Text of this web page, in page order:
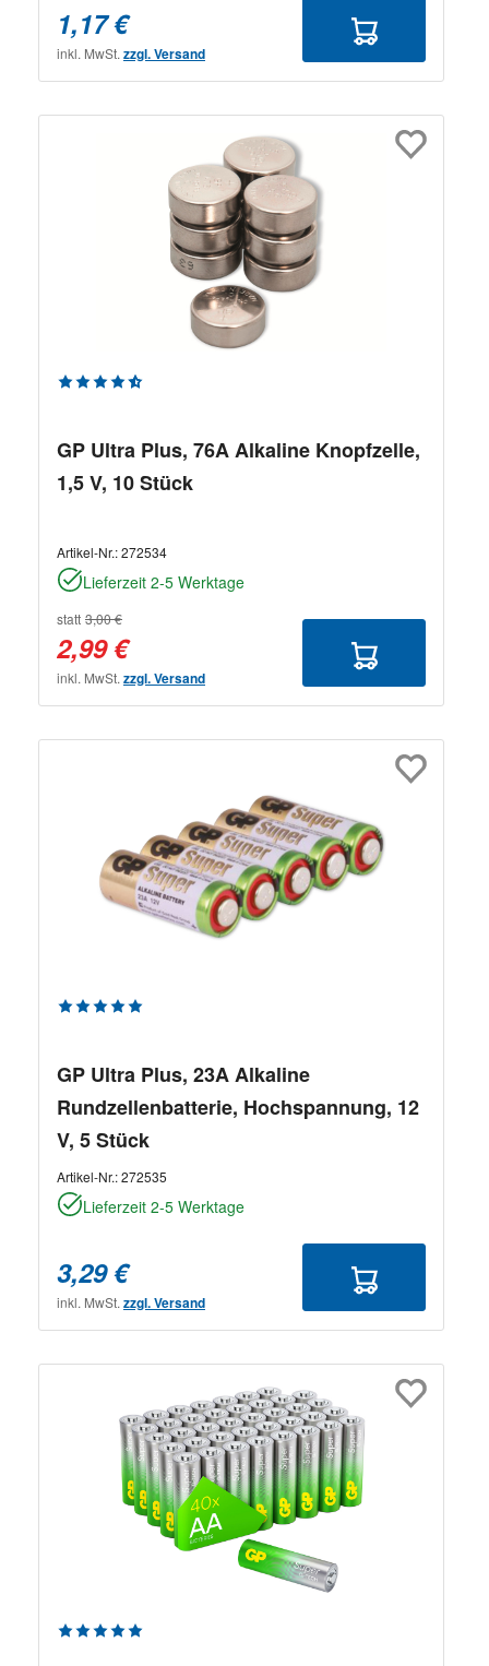
1,17 €
inkl. MwSt. zzgl. Versand
Durchschnittliche Bewertung von 4.67 von 5 Sternen
GP Ultra Plus, 76A Alkaline Knopfzelle,
1,5 V, 10 Stück
Artikel-Nr.:272534
Lieferzeit 2-5 Werktage
statt 3,00 €
2,99 €
inkl. MwSt. zzgl. Versand
Durchschnittliche Bewertung von 5 von 5 Sternen
GP Ultra Plus, 23A Alkaline
Rundzellenbatterie, Hochspannung, 12
V, 5 Stück
Artikel-Nr.:272535
Lieferzeit 2-5 Werktage
3,29 €
inkl. MwSt. zzgl. Versand
Durchschnittliche Bewertung von 5 von 5 Sternen